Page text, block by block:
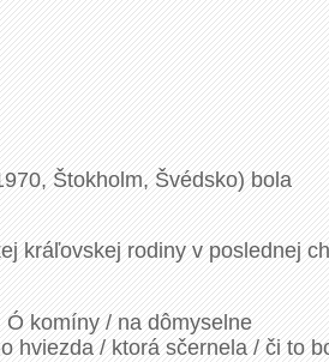
Štokholm, Švédsko) bola
kráľovskej rodiny v poslednej
komíny / na dômyselne
hviezda / ktorá sčernela / či to